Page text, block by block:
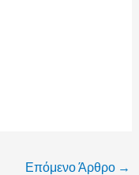
Επόμενο Άρθρο →